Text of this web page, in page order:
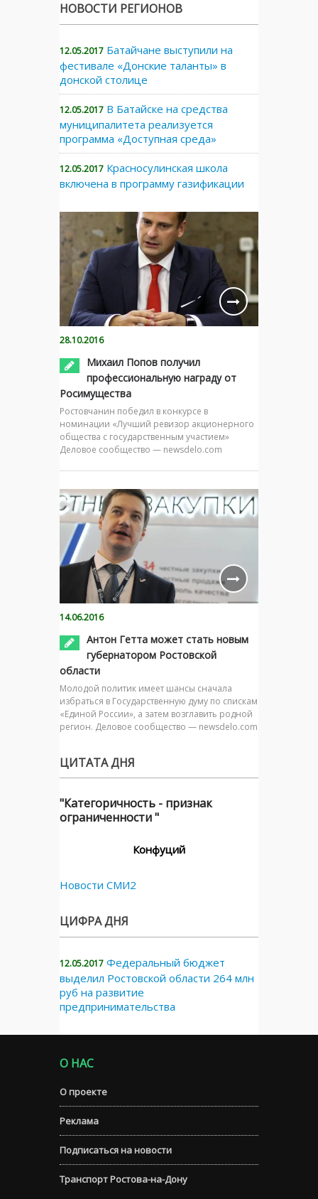
НОВОСТИ РЕГИОНОВ
12.05.2017 Батайчане выступили на
фестивале «Донские таланты» в
донской столице
12.05.2017 В Батайске на средства
муниципалитета реализуется
программа «Доступная среда»
12.05.2017 Красносулинская школа
включена в программу газификации
28.10.2016
Михаил Попов получил
профессиональную награду от
Росимущества
Ростовчанин победил в конкурсе в
номинации «Лучший ревизор акционерного
общества с государственным участием»
Деловое сообщество — newsdelo.com
14.06.2016
Антон Гетта может стать новым
губернатором Ростовской
области
Молодой политик имеет шансы сначала
избраться в Государственную думу по спискам
«Единой России», а затем возглавить родной
регион. Деловое сообщество — newsdelo.com
ЦИТАТА ДНЯ
"Категоричность - признак
ограниченности "
Конфуций
Новости СМИ2
ЦИФРА ДНЯ
12.05.2017 Федеральный бюджет
выделил Ростовской области 264 млн
руб на развитие
предпринимательства
О НАС
О проекте
Реклама
Подписаться на новости
Транспорт Ростова-на-Дону